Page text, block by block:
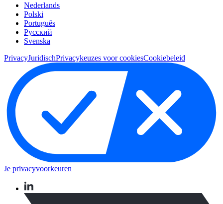
Nederlands
Polski
Português
Pусский
Svenska
PrivacyJuridischPrivacykeuzes voor cookiesCookiebeleid
Je privacyvoorkeuren